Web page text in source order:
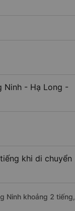
Ninh - Hạ Long -
khi di chuyển
Ninh khoảng 2 tiếng,